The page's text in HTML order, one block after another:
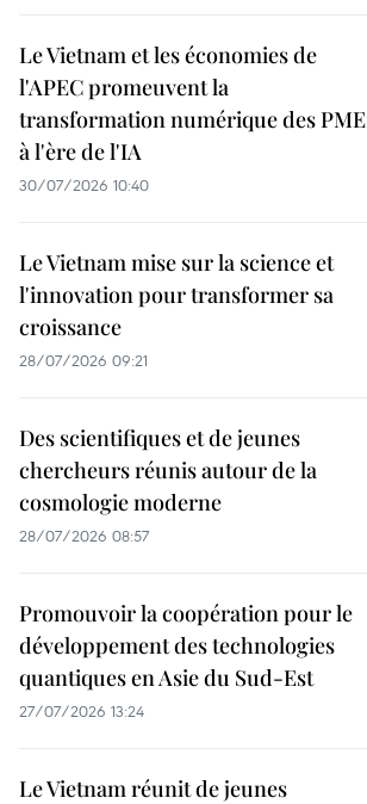
Le Vietnam et les économies de
l'APEC promeuvent la
transformation numérique des PME
à l'ère de l'IA
30/07/2026 10:40
Le Vietnam mise sur la science et
l'innovation pour transformer sa
croissance
28/07/2026 09:21
Des scientifiques et de jeunes
chercheurs réunis autour de la
cosmologie moderne
28/07/2026 08:57
Promouvoir la coopération pour le
développement des technologies
quantiques en Asie du Sud-Est
27/07/2026 13:24
Le Vietnam réunit de jeunes